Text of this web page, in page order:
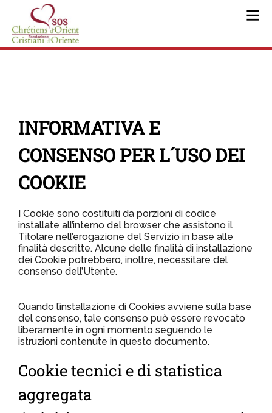
INFORMATIVA E
CONSENSO PER L´USO DEI
COOKIE
I Cookie sono costituiti da porzioni di codice
installate all’interno del browser che assistono il
Titolare nell’erogazione del Servizio in base alle
finalità descritte. Alcune delle finalità di installazione
dei Cookie potrebbero, inoltre, necessitare del
consenso dell’Utente.
Quando l’installazione di Cookies avviene sulla base
del consenso, tale consenso può essere revocato
liberamente in ogni momento seguendo le
istruzioni contenute in questo documento.
Cookie tecnici e di statistica
aggregata